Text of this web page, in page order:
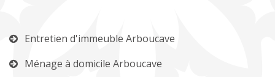
Entretien d'immeuble Arboucave
Ménage à domicile Arboucave